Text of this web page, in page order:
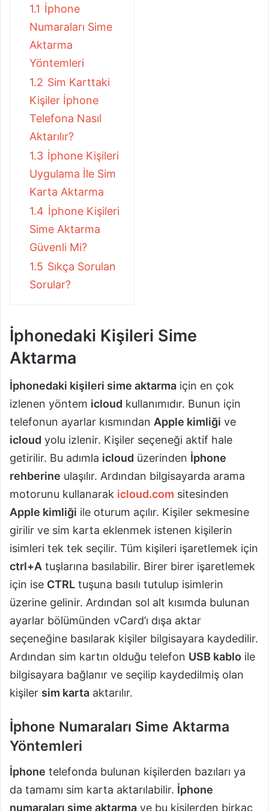
1.1 İphone
Numaraları Sime
Aktarma
Yöntemleri
1.2 Sim Karttaki
Kişiler İphone
Telefona Nasıl
Aktarılır?
1.3 İphone Kişileri
Uygulama İle Sim
Karta Aktarma
1.4 İphone Kişileri
Sime Aktarma
Güvenli Mi?
1.5 Sıkça Sorulan
Sorular?
İphonedaki Kişileri Sime
Aktarma
İphonedaki kişileri sime aktarma için en çok
izlenen yöntem icloud kullanımıdır. Bunun için
telefonun ayarlar kısmından Apple kimliği ve
icloud yolu izlenir. Kişiler seçeneği aktif hale
getirilir. Bu adımla icloud üzerinden İphone
rehberine ulaşılır. Ardından bilgisayarda arama
motorunu kullanarak icloud.com sitesinden
Apple kimliği ile oturum açılır. Kişiler sekmesine
girilir ve sim karta eklenmek istenen kişilerin
isimleri tek tek seçilir. Tüm kişileri işaretlemek için
ctrl+A tuşlarına basılabilir. Birer birer işaretlemek
için ise CTRL tuşuna basılı tutulup isimlerin
üzerine gelinir. Ardından sol alt kısımda bulunan
ayarlar bölümünden vCard’ı dışa aktar
seçeneğine basılarak kişiler bilgisayara kaydedilir.
Ardından sim kartın olduğu telefon USB kablo ile
bilgisayara bağlanır ve seçilip kaydedilmiş olan
kişiler sim karta aktarılır.
İphone Numaraları Sime Aktarma
Yöntemleri
İphone telefonda bulunan kişilerden bazıları ya
da tamamı sim karta aktarılabilir. İphone
numaraları sime aktarma ve bu kişilerden birkaç